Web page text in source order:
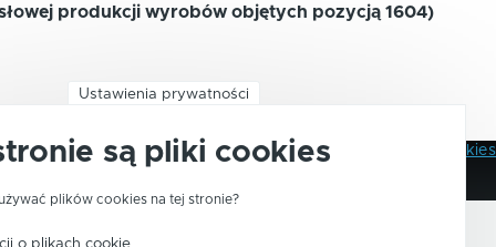
produkcji wyrobów objętych pozycją 1604)
Stopka
Polityka Prywatności Pliki Cookies
Ustawienia prywatności
są pliki cookies
plików cookies na tej stronie?
o plikach cookie